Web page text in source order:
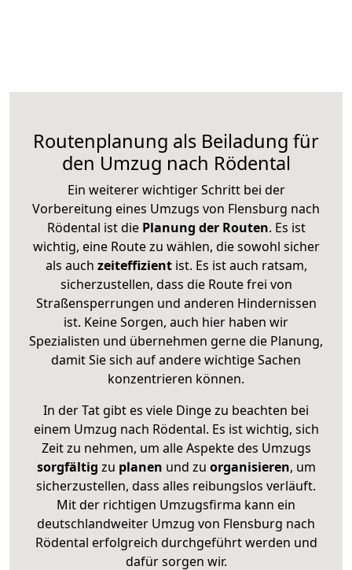
Routenplanung als Beiladung für
den Umzug nach Rödental
Ein weiterer wichtiger Schritt bei der
Vorbereitung eines Umzugs von Flensburg nach
Rödental ist diePlanung der Routen. Es ist
wichtig, eine Route zu wählen, die sowohl sicher
als auch zeiteffizientist. Es ist auch ratsam,
sicherzustellen, dass die Route frei von
Straßensperrungen und anderen Hindernissen
ist. Keine Sorgen, auch hier haben wir
Spezialisten und übernehmen gerne die Planung,
damit Sie sich auf andere wichtige Sachen
konzentrieren können.
In der Tat gibt es viele Dinge zu beachten bei
einem Umzug nach Rödental. Es ist wichtig, sich
Zeit zu nehmen, um alle Aspekte des Umzugs
sorgfältig zu planen und zu organisieren, um
sicherzustellen, dass alles reibungslos verläuft.
Mit der richtigen Umzugsfirma kann ein
deutschlandweiter Umzug von Flensburg nach
Rödental erfolgreich durchgeführt werden und
dafür sorgen wir.